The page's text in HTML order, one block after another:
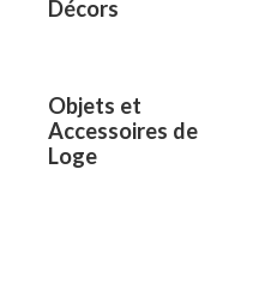
Décors
Objets et
Accessoires de
Loge